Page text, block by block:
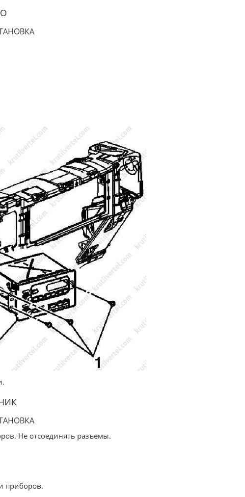
Не отсоединять разъемы.
приборов.